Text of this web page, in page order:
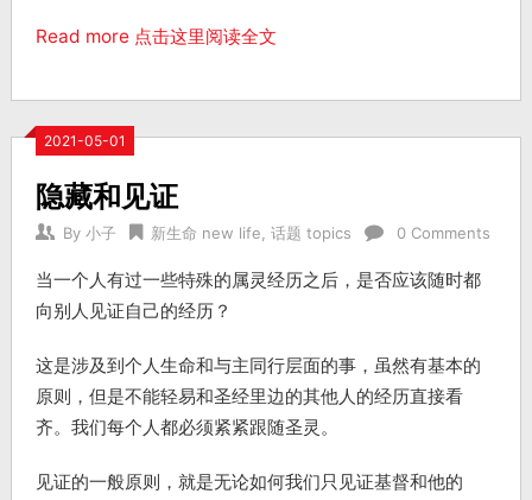
Read more 点击这里阅读全文
2021-05-01
隐藏和见证
By 小子 新生命 new life 话题 topics 0 Comments
当一个人有过一些特殊的属灵经历之后，是否应该随时都
向别人见证自己的经历？
这是涉及到个人生命和与主同行层面的事，虽然有基本的
原则，但是不能轻易和圣经里边的其他人的经历直接看
齐。我们每个人都必须紧紧跟随圣灵。
见证的一般原则，就是无论如何我们只见证基督和他的